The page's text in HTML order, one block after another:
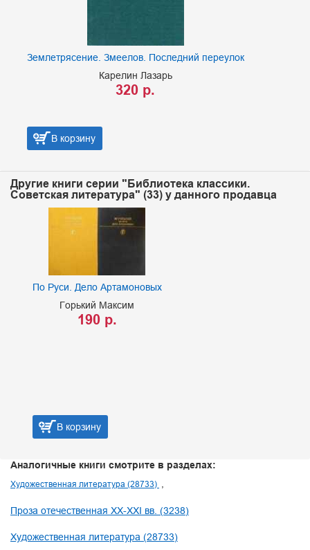
Землетрясение. Змеелов. Последний переулок
Карелин Лазарь
320 р.
В корзину
Другие книги серии "Библиотека классики.
Советская литература" (33) у данного продавца
По Руси. Дело Артамоновых
Горький Максим
190 р.
В корзину
Аналогичные книги смотрите в разделах:
Художественная литература (28733)
Проза отечественная XX-XXI вв. (3238)
Художественная литература (28733)